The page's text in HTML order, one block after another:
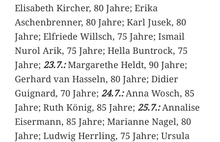
Elisabeth Kircher, 80 Jahre; Erika
Aschenbrenner, 80 Jahre; Karl Jusek, 80
Jahre; Elfriede Willsch, 75 Jahre; Ismail
Nurol Arik, 75 Jahre; Hella Buntrock, 75
Jahre; 23.7.:Margarethe Heldt, 90 Jahre;
Gerhard van Hasseln, 80 Jahre; Didier
Guignard, 70 Jahre; 24.7.:Anna Wosch, 85
Jahre; Ruth König, 85 Jahre; 25.7.:Annalise
Eisermann, 85 Jahre; Marianne Nagel, 80
Jahre; Ludwig Herrling, 75 Jahre; Ursula